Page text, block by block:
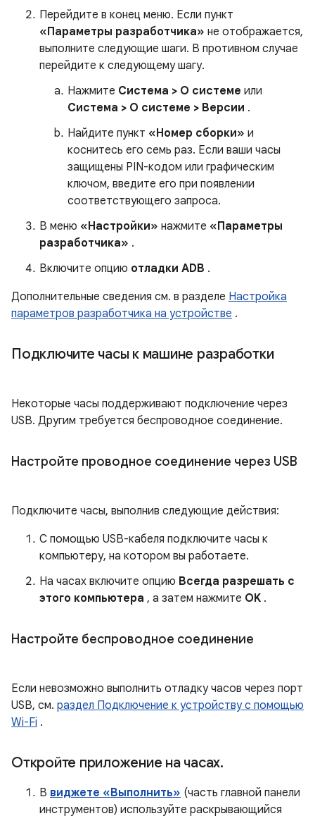
Перейдите в конец меню. Если пункт
«Параметры разработчика» не отображается,
выполните следующие шаги. В противном случае
перейдите к следующему шагу.
Нажмите Система > О системе или
Система > О системе > Версии .
Найдите пункт «Номер сборки» и
коснитесь его семь раз. Если ваши часы
защищены PIN-кодом или графическим
ключом, введите его при появлении
соответствующего запроса.
В меню «Настройки» нажмите «Параметры
разработчика» .
Включите опцию отладки ADB .
Дополнительные сведения см. в разделе Настройка
параметров разработчика на устройстве .
Подключите часы к машине разработки
Некоторые часы поддерживают подключение через
USB. Другим требуется беспроводное соединение.
Настройте проводное соединение через USB
Подключите часы, выполнив следующие действия:
С помощью USB-кабеля подключите часы к
компьютеру, на котором вы работаете.
На часах включите опцию Всегда разрешать с
этого компьютера , а затем нажмите OK .
Настройте беспроводное соединение
Если невозможно выполнить отладку часов через порт
USB, см. раздел Подключение к устройству с помощью
Wi-Fi .
Откройте приложение на часах.
В виджете «Выполнить» (часть главной панели
инструментов) используйте раскрывающийся